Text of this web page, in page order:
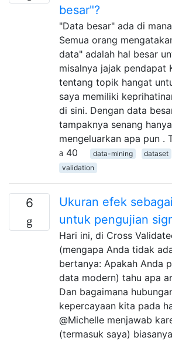
besar"?
"Data besar" ada di
Semua orang
data" adalah hal besar
misalnya jajak pendapat
tentang topik hangat
saya memiliki
di sini. Dengan data
tampaknya senang
mengeluarkan apa pun .
40
data-mining dataset
validation
6
Ukuran efek
untuk pengujian
Hari ini, di Cross
(mengapa Anda tidak
bertanya: Apakah Anda
data modern) tahu apa
Dan bagaimana
kepercayaan kita pada
@Michelle menjawab
(termasuk saya)